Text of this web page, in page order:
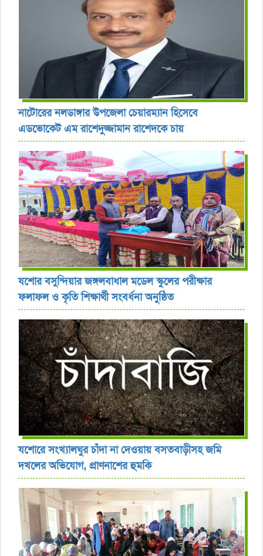
নাটোরের নলডাঙ্গার উপজেলা চেয়ারম্যান হিসেবে
এডভোকেট এম রাশেদুজ্জামান রাশেদকে চায়
যশোর বসুন্দিয়ার জঙ্গলবাধাল মডেল স্কুলের পরীক্ষার
ফলাফল ও কৃতি শিক্ষার্থী সংবর্ধনা অনুষ্ঠিত
যশোরে সংখ্যালঘুর চাঁদা না দেওয়ায় বসতবাড়ীসহ জমি
দখলের অভিযোগ, প্রাণনাশের হুমকি